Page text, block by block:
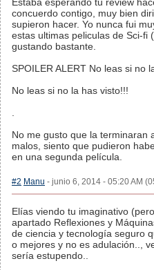
concuerdo contigo, muy bien
supieron hacer. Yo nunca fui
estas ultimas peliculas de Sci-fi
gustando bastante.
SPOILER ALERT No leas si no
No leas si no la has visto!!!
No me gusto que la terminaran
malos, siento que pudieron
en una segunda película.
#2 Manu - junio 6, 2014 - 05:20 AM
Elías viendo tu imaginativo
apartado Reflexiones y
de ciencia y tecnología seguro
o mejores y no es adulación..,
sería estupendo..